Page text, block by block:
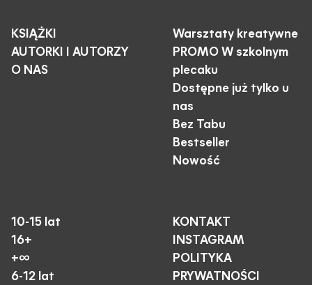
KSIĄŻKI
AUTORKI I AUTORZY
O NAS
Warsztaty kreatywne
PROMO W szkolnym
plecaku
Dostępne już tylko u
nas
Bez Tabu
Bestseller
Nowość
10-15 lat
16+
+∞
6-12 lat
KONTAKT
INSTAGRAM
POLITYKA
PRYWATNOŚCI